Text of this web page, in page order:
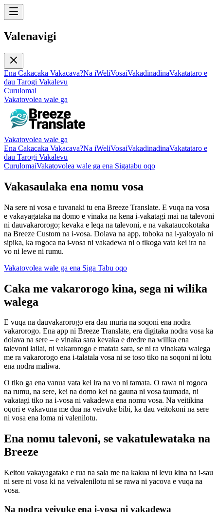
Valenavigi
Ena Cakacaka Vakacava?Na iWeliVosaiVakadinadinaVakatataro e
dau Tarogi Vakalevu
Curulomai
Vakatovolea wale ga
Vakatovolea wale ga
Ena Cakacaka Vakacava?Na iWeliVosaiVakadinadinaVakatataro e
dau Tarogi Vakalevu
CurulomaiVakatovolea wale ga ena Sigatabu oqo
Vakasaulaka ena nomu vosa
Na sere ni vosa e tuvanaki tu ena Breeze Translate. E vuqa na vosa
e vakayagataka na domo e vinaka na kena i-vakatagi mai na talevoni
ni dauvakarorogo; kevaka e leqa na talevoni, e na vakataucokotaka
na Breeze Custom na i-vosa. Dolava na app, toboka na i-yaloyalo ni
sipika, ka rogoca na i-vosa ni vakadewa ni o tikoga vata kei ira na
vo ni lewe ni rumu.
Vakatovolea wale ga ena Siga Tabu oqo
Caka me vakarorogo kina, sega ni wilika
walega
E vuqa na dauvakarorogo era dau muria na soqoni ena nodra
vakarorogo. Ena app ni Breeze Translate, era digitaka nodra vosa ka
dolava na sere – e vinaka sara kevaka e dredre na wilika ena
talevoni lailai, ni vakarorogo e matata sara, se ni ra vinakata walega
me ra vakarorogo ena i-talatala vosa ni se toso tiko na soqoni ni lotu
ena nodra maliwa.
O tiko ga ena vanua vata kei ira na vo ni tamata. O rawa ni rogoca
na rumu, na sere, kei na domo kei na gauna ni vosa taumada, ni
vakatagi tiko na i-vosa ni vakadewa ena nomu vosa. Na veitikina
oqori e vakavuna me dua na veivuke bibi, ka dau veitokoni na sere
ni vosa ena loma ni valenilotu.
Ena nomu talevoni, se vakatulewataka na
Breeze
Keitou vakayagataka e rua na sala me na kakua ni levu kina na i-sau
ni sere ni vosa ki na veivalenilotu ni se rawa ni yacova e vuqa na
vosa.
Na nodra veivuke ena i-vosa ni vakadewa